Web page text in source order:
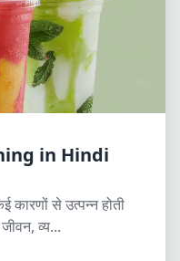
in Hindi
कारणों से उत्पन्न होती
व्य...